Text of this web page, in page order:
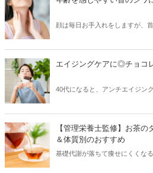
う！
顔は毎日お手入れをしますが、
まり出さない寒い時期からの対
を維持して、シワを目立ちにく
エイジングケアに◎チョコ
40代になると、アンチエイジン
れてほしいのがチョコレート。
ョコレートもアンチエイジング
今回はそんなチョコレートの魅
【管理栄養士監修】お茶
＆体質別のおすすめ
基礎代謝が落ちて痩せにくくな